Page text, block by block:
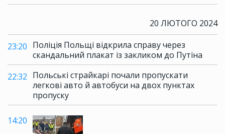
20 ЛЮТОГО 2024
23:20 Поліція Польщі відкрила справу через
скандальний плакат із закликом до Путіна
22:32 Польські страйкарі почали пропускати
легкові авто й автобуси на двох пунктах
пропуску
14:20